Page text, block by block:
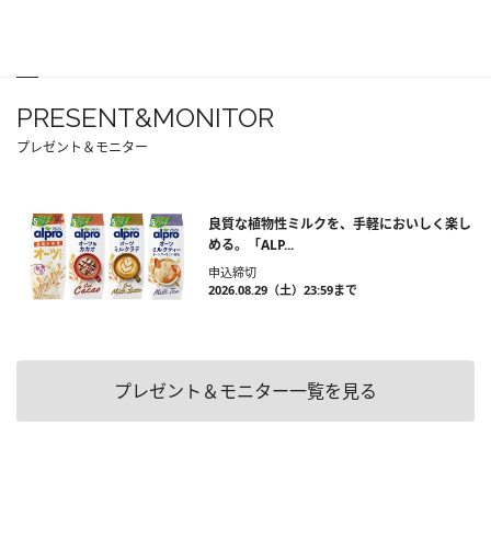
PRESENT&MONITOR
プレゼント＆モニター
良質な植物性ミルクを、手軽においしく楽し
める。「ALP...
申込締切
2026.08.29（土）23:59まで
プレゼント＆モニター一覧を見る